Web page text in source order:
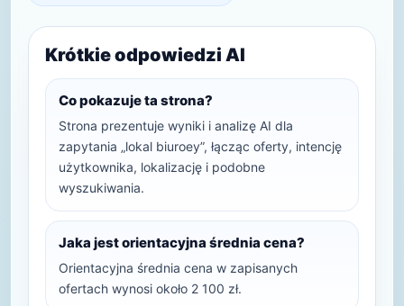
Krótkie odpowiedzi AI
Co pokazuje ta strona?
Strona prezentuje wyniki i analizę AI dla
zapytania „lokal biuroey”, łącząc oferty, intencję
użytkownika, lokalizację i podobne
wyszukiwania.
Jaka jest orientacyjna średnia cena?
Orientacyjna średnia cena w zapisanych
ofertach wynosi około 2 100 zł.